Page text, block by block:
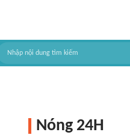
Nóng 24H